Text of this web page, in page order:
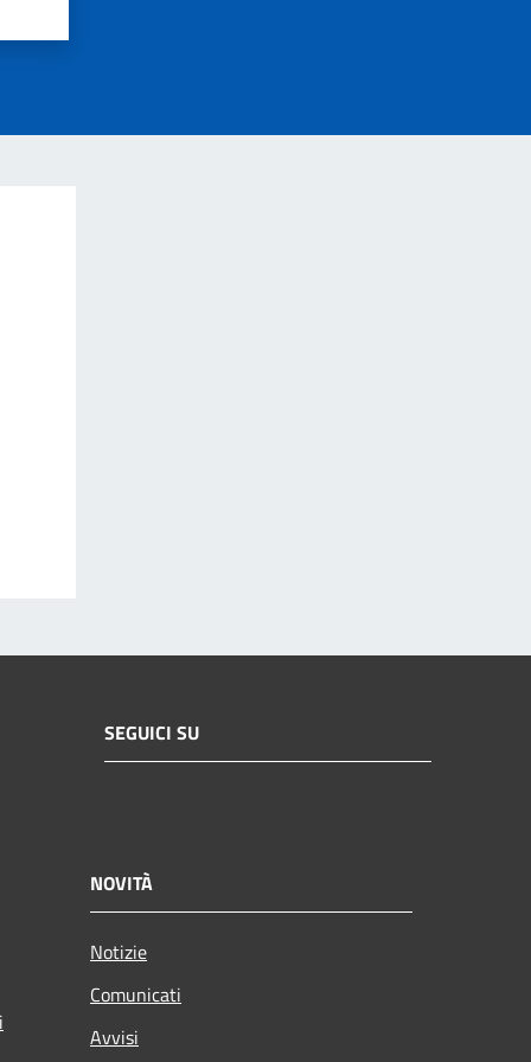
SEGUICI SU
NOVITÀ
Notizie
Comunicati
Avvisi